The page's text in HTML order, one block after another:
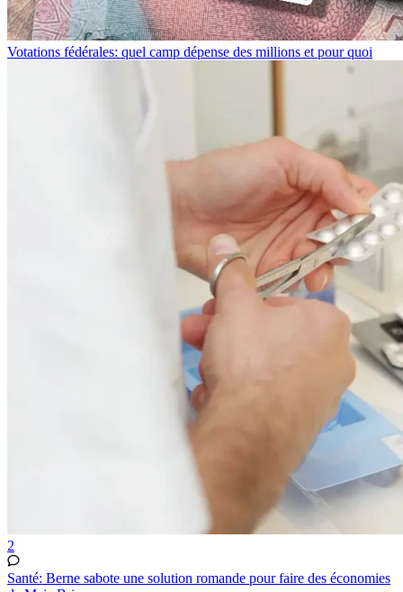
Votations fédérales: quel camp dépense des millions et pour quoi
2
Santé: Berne sabote une solution romande pour faire des économies